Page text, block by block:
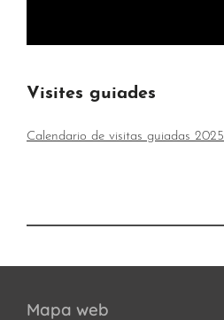
Visites guiades
Calendario de visitas guiadas 2025
Mapa web